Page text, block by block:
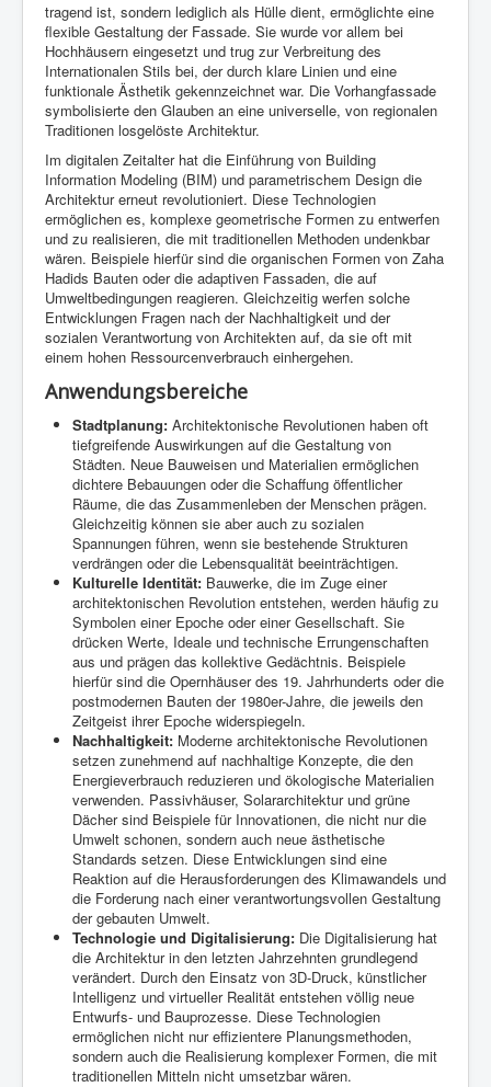
tragend ist, sondern lediglich als Hülle dient, ermöglichte eine
flexible Gestaltung der Fassade. Sie wurde vor allem bei
Hochhäusern eingesetzt und trug zur Verbreitung des
Internationalen Stils bei, der durch klare Linien und eine
funktionale Ästhetik gekennzeichnet war. Die Vorhangfassade
symbolisierte den Glauben an eine universelle, von regionalen
Traditionen losgelöste Architektur.
Im digitalen Zeitalter hat die Einführung von Building
Information Modeling (BIM) und parametrischem Design die
Architektur erneut revolutioniert. Diese Technologien
ermöglichen es, komplexe geometrische Formen zu entwerfen
und zu realisieren, die mit traditionellen Methoden undenkbar
wären. Beispiele hierfür sind die organischen Formen von Zaha
Hadids Bauten oder die adaptiven Fassaden, die auf
Umweltbedingungen reagieren. Gleichzeitig werfen solche
Entwicklungen Fragen nach der Nachhaltigkeit und der
sozialen Verantwortung von Architekten auf, da sie oft mit
einem hohen Ressourcenverbrauch einhergehen.
Anwendungsbereiche
Stadtplanung: Architektonische Revolutionen haben oft
tiefgreifende Auswirkungen auf die Gestaltung von
Städten. Neue Bauweisen und Materialien ermöglichen
dichtere Bebauungen oder die Schaffung öffentlicher
Räume, die das Zusammenleben der Menschen prägen.
Gleichzeitig können sie aber auch zu sozialen
Spannungen führen, wenn sie bestehende Strukturen
verdrängen oder die Lebensqualität beeinträchtigen.
Kulturelle Identität: Bauwerke, die im Zuge einer
architektonischen Revolution entstehen, werden häufig zu
Symbolen einer Epoche oder einer Gesellschaft. Sie
drücken Werte, Ideale und technische Errungenschaften
aus und prägen das kollektive Gedächtnis. Beispiele
hierfür sind die Opernhäuser des 19. Jahrhunderts oder die
postmodernen Bauten der 1980er-Jahre, die jeweils den
Zeitgeist ihrer Epoche widerspiegeln.
Nachhaltigkeit: Moderne architektonische Revolutionen
setzen zunehmend auf nachhaltige Konzepte, die den
Energieverbrauch reduzieren und ökologische Materialien
verwenden. Passivhäuser, Solararchitektur und grüne
Dächer sind Beispiele für Innovationen, die nicht nur die
Umwelt schonen, sondern auch neue ästhetische
Standards setzen. Diese Entwicklungen sind eine
Reaktion auf die Herausforderungen des Klimawandels und
die Forderung nach einer verantwortungsvollen Gestaltung
der gebauten Umwelt.
Technologie und Digitalisierung: Die Digitalisierung hat
die Architektur in den letzten Jahrzehnten grundlegend
verändert. Durch den Einsatz von 3D-Druck, künstlicher
Intelligenz und virtueller Realität entstehen völlig neue
Entwurfs- und Bauprozesse. Diese Technologien
ermöglichen nicht nur effizientere Planungsmethoden,
sondern auch die Realisierung komplexer Formen, die mit
traditionellen Mitteln nicht umsetzbar wären.